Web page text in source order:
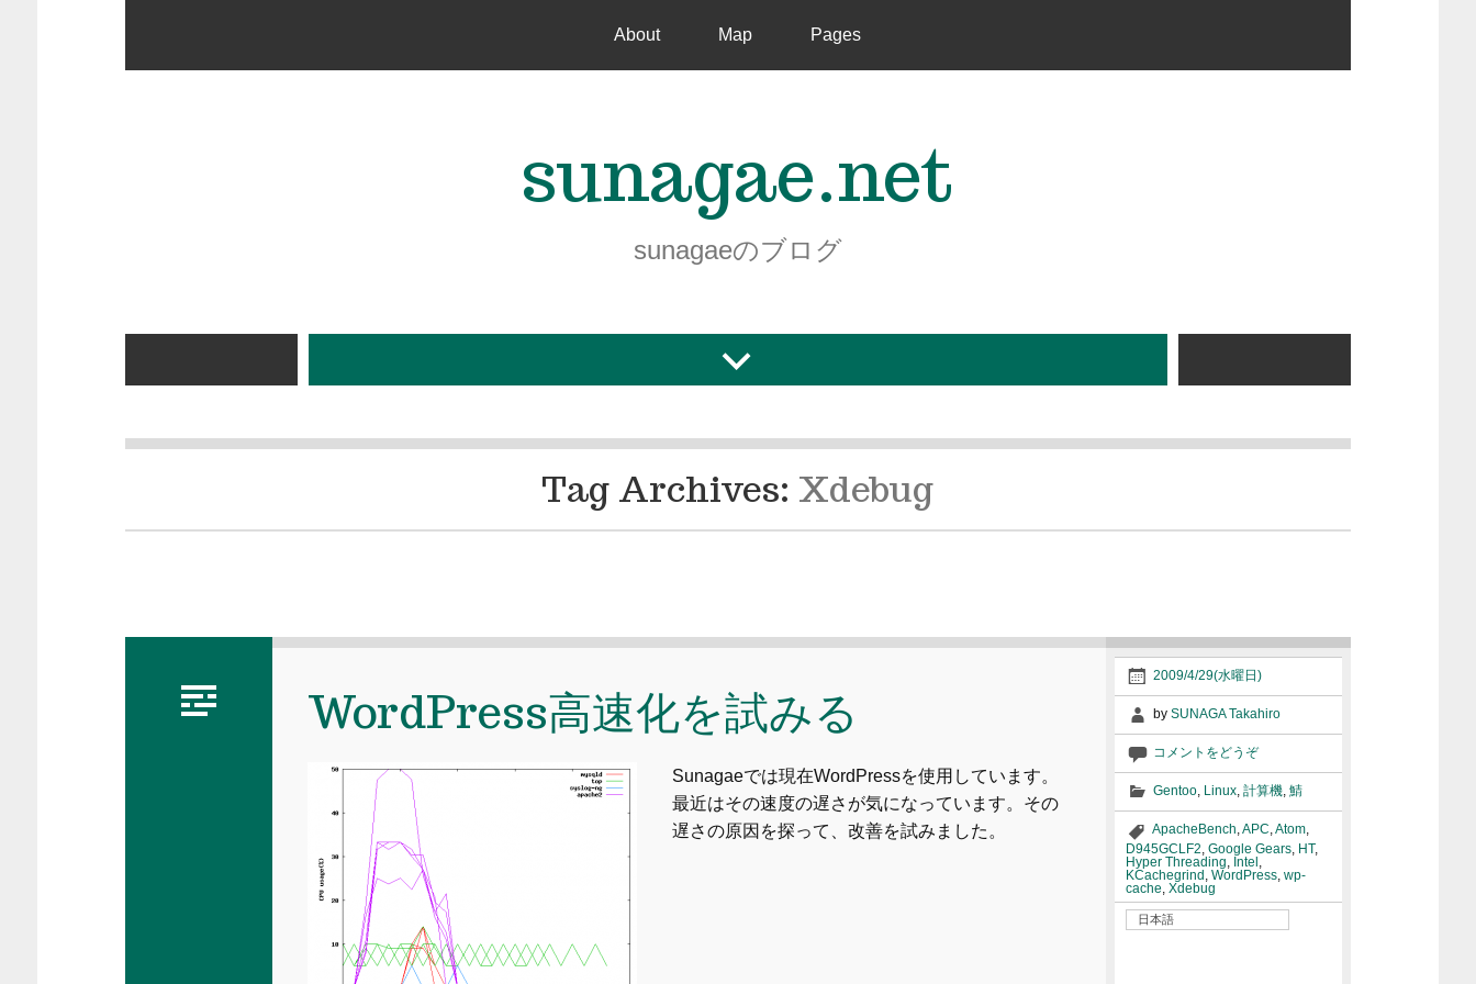
About Map Pages
sunagae.net
sunagaeのブログ
Tag Archives: Xdebug
WordPress高速化を試みる
Sunagaeでは現在WordPressを使用しています。
最近はその速度の遅さが気になっています。その
遅さの原因を探って、改善を試みました。
2009/4/29(水曜日)
bySUNAGA Takahiro
コメントをどうぞ
Gentoo, Linux,計算機,鯖
ApacheBench,APC,Atom,
D945GCLF2,Google Gears, HT,
Hyper Threading, Intel ,
KCachegrind ,WordPress,wp-
cache,Xdebug
日本語